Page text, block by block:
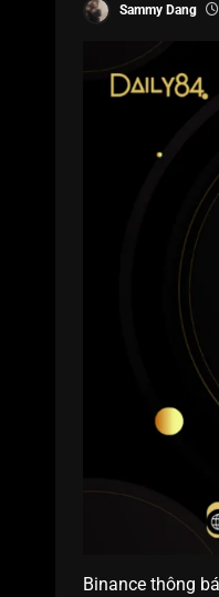
Sammy Dang
Binance thông